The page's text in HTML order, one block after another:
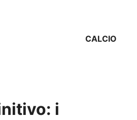
CALCIO
i